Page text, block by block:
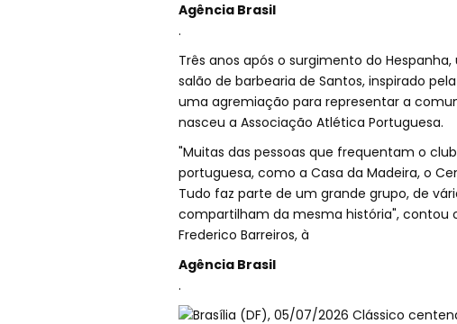
Agência Brasil
.
Três anos após o surgimento do
salão de barbearia de Santos, inspirado
uma agremiação para representar a
nasceu a Associação Atlética Portuguesa.
"Muitas das pessoas que frequentam o
portuguesa, como a Casa da Madeira, o
Tudo faz parte de um grande grupo, de
compartilham da mesma história", contou
Frederico Barreiros, à
Agência Brasil
.